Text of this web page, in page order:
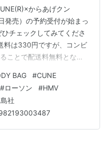
からあげクン
発売）の予約受付が始まっ
チェックしてみてくださ
料は330円ですが、コンビ
ことで配送料無料となり
税込） 発売日 ：2024年
ード：4982193003487
中！） 「CUNE（キュー
ラボ！ 可愛すぎ…
BAG #CUNE
#ローソン #HMV
社